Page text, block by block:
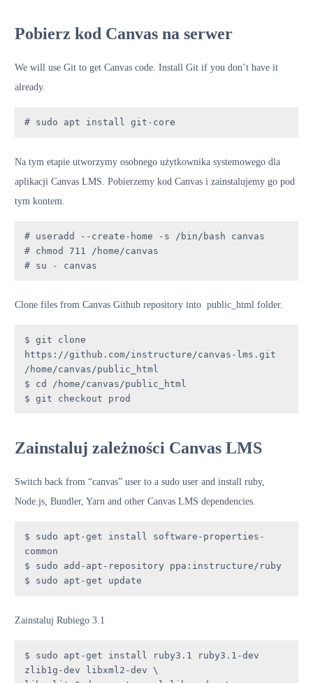
Pobierz kod Canvas na serwer
We will use Git to get Canvas code. Install Git if you don’t have it
already.
# sudo apt install git-core
Na tym etapie utworzymy osobnego użytkownika systemowego dla
aplikacji Canvas LMS. Pobierzemy kod Canvas i zainstalujemy go pod
tym kontem.
# useradd --create-home -s /bin/bash canvas
# chmod 711 /home/canvas
# su - canvas
Clone files from Canvas Github repository into public_html folder.
$ git clone
https://github.com/instructure/canvas-lms.git
/home/canvas/public_html
$ cd /home/canvas/public_html
$ git checkout prod
Zainstaluj zależności Canvas LMS
Switch back from “canvas” user to a sudo user and install ruby,
Node.js, Bundler, Yarn and other Canvas LMS dependencies.
$ sudo apt-get install software-properties-
common
$ sudo add-apt-repository ppa:instructure/ruby
$ sudo apt-get update
Zainstaluj Rubiego 3.1
$ sudo apt-get install ruby3.1 ruby3.1-dev
zlib1g-dev libxml2-dev \